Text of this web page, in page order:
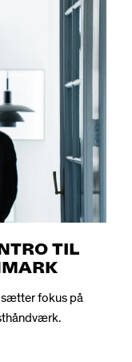
TIL
sætter fokus på